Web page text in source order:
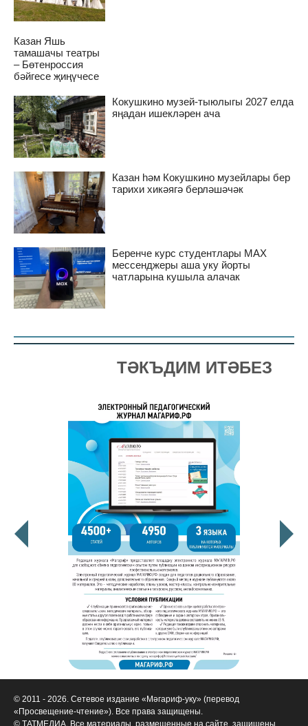
Казан Яшь
тамашачы театры
– Бөтенроссия
бәйгесе җиңүчесе
Кокушкино музей-тыюлыгы 2027 елда
яңадан ишекләрен ача
Казан һәм Кокушкино музейлары бер
тарихи хикәягә берләшәчәк
Беренче курс студентлары MAX
мессенджеры аша уку йорты
чатларына кушыла алачак
ТӘКЪДИМ ИТӘБЕЗ
© 2011 - 2026. Сетевое издание «Мәгариф-уку» (перевод
«Просвещение-чтение»). Все права защищены.
© ТАТМЕДИА. Все материалы, размещенные на сайте, защищены